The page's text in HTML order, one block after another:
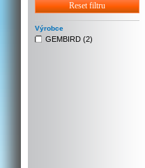
Reset filtru
Výrobce
GEMBIRD (2)